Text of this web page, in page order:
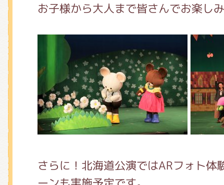
お子様から大人まで皆さんでお楽し
さらに！北海道公演ではARフォト体